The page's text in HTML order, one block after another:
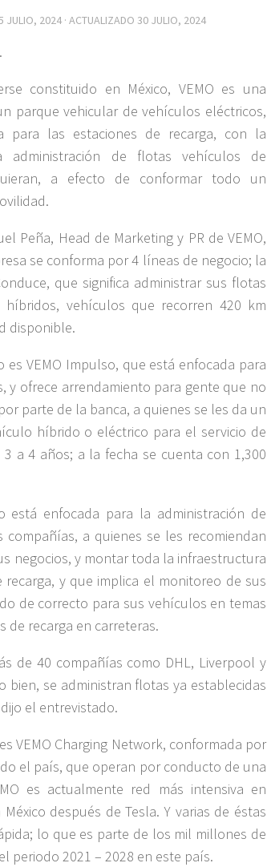
JULIO, 2024 · ACTUALIZADO 30 JULIO, 2024
constituido en México, VEMO es una
parque vehicular de vehículos eléctricos,
para las estaciones de recarga, con la
administración de flotas vehículos de
a efecto de conformar todo un
Peña, Head de Marketing y PR de VEMO,
se conforma por 4 líneas de negocio; la
que significa administrar sus flotas
vehículos que recorren 420 km
disponible.
es VEMO Impulso, que está enfocada para
y ofrece arrendamiento para gente que no
parte de la banca, a quienes se les da un
híbrido o eléctrico para el servicio de
a 4 años; a la fecha se cuenta con 1,300
está enfocada para la administración de
a quienes se les recomiendan
negocios, y montar toda la infraestructura
y que implica el monitoreo de sus
de correcto para sus vehículos en temas
de recarga en carreteras.
de 40 compañías como DHL, Liverpool y
bien, se administran flotas ya establecidas
el entrevistado.
VEMO Charging Network, conformada por
el país, que operan por conducto de una
es actualmente red más intensiva en
después de Tesla. Y varias de éstas
lo que es parte de los mil millones de
periodo 2021 – 2028 en este país.